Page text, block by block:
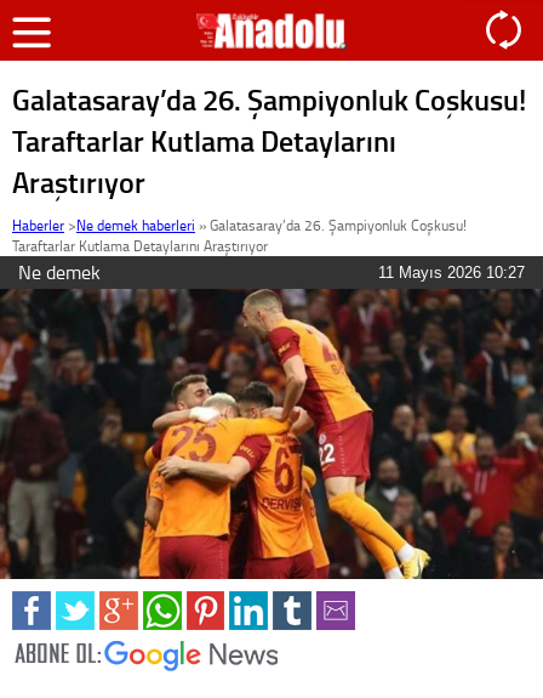
Galatasaray’da 26. Şampiyonluk Coşkusu!
Taraftarlar Kutlama Detaylarını
Araştırıyor
Haberler >Ne demek haberleri »Galatasaray’da 26. Şampiyonluk Coşkusu!
Taraftarlar Kutlama Detaylarını Araştırıyor
Ne demek 11 Mayıs 2026 10:27